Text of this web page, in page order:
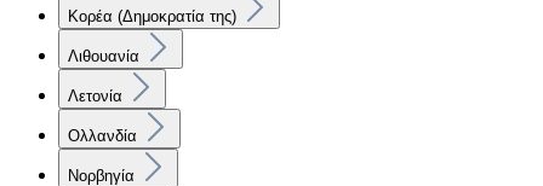
Κορέα (Δημοκρατία της)
Λιθουανία
Λετονία
Ολλανδία
Νορβηγία